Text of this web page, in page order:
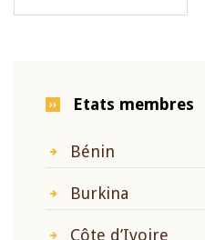
Etats membres
Bénin
Burkina
Côte d’Ivoire